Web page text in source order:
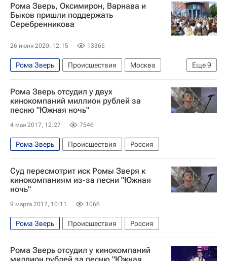
Рома Зверь, Оксимирон, Варнава и
Быков пришли поддержать
Серебренникова
26 июня 2020, 12:15 13365
Еще9
Рома Зверь Происшествия
Москва
Кирилл Серебренников
Дмитрий Быков*
Гоголь-центр
Антон Долин
Екатерина Варнава
Oxxxymiron (Мирон Федоров)
Дело Кирилла Серебренникова
Культура
Рома Зверь отсудил у двух
кинокомпаний миллион рублей за
песню "Южная ночь"
4 мая 2017, 12:27 7546
Рома Зверь Происшествия Россия
Суд пересмотрит иск Ромы Зверя к
кинокомпаниям из-за песни "Южная
ночь"
9 марта 2017, 10:11 1066
Рома Зверь Происшествия Россия
Рома Зверь отсудил у кинокомпаний